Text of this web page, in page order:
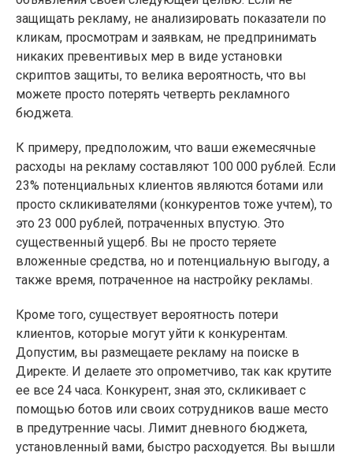
защищать рекламу, не анализировать показатели по
кликам, просмотрам и заявкам, не предпринимать
никаких превентивых мер в виде установки
скриптов защиты, то велика вероятность, что вы
можете просто потерять четверть рекламного
бюджета.
К примеру, предположим, что ваши ежемесячные
расходы на рекламу составляют 100 000 рублей. Если
23% потенциальных клиентов являются ботами или
просто скликивателями (конкурентов тоже учтем), то
это 23 000 рублей, потраченных впустую. Это
существенный ущерб. Вы не просто теряете
вложенные средства, но и потенциальную выгоду, а
также время, потраченное на настройку рекламы.
Кроме того, существует вероятность потери
клиентов, которые могут уйти к конкурентам.
Допустим, вы размещаете рекламу на поиске в
Директе. И делаете это опрометчиво, так как крутите
ее все 24 часа. Конкурент, зная это, скликивает с
помощью ботов или своих сотрудников ваше место
в предутренние часы. Лимит дневного бюджета,
установленный вами, быстро расходуется. Вы вышли